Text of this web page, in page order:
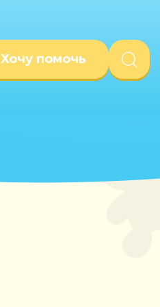
Хочу помочь